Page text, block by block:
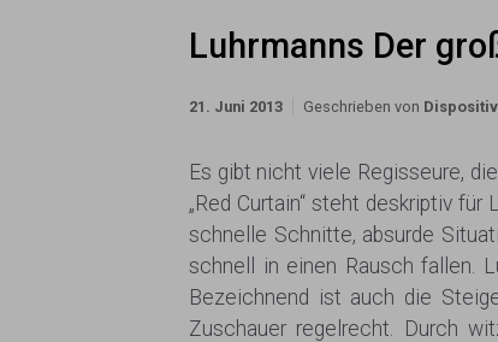
Luhrmanns Der
21. Juni 2013 Geschrieben von
Es gibt nicht viele Regisseure,
„Red Curtain“ steht deskriptiv
schnelle Schnitte, absurde
schnell in einen Rausch fallen.
Bezeichnend ist auch die
Zuschauer regelrecht. Durch